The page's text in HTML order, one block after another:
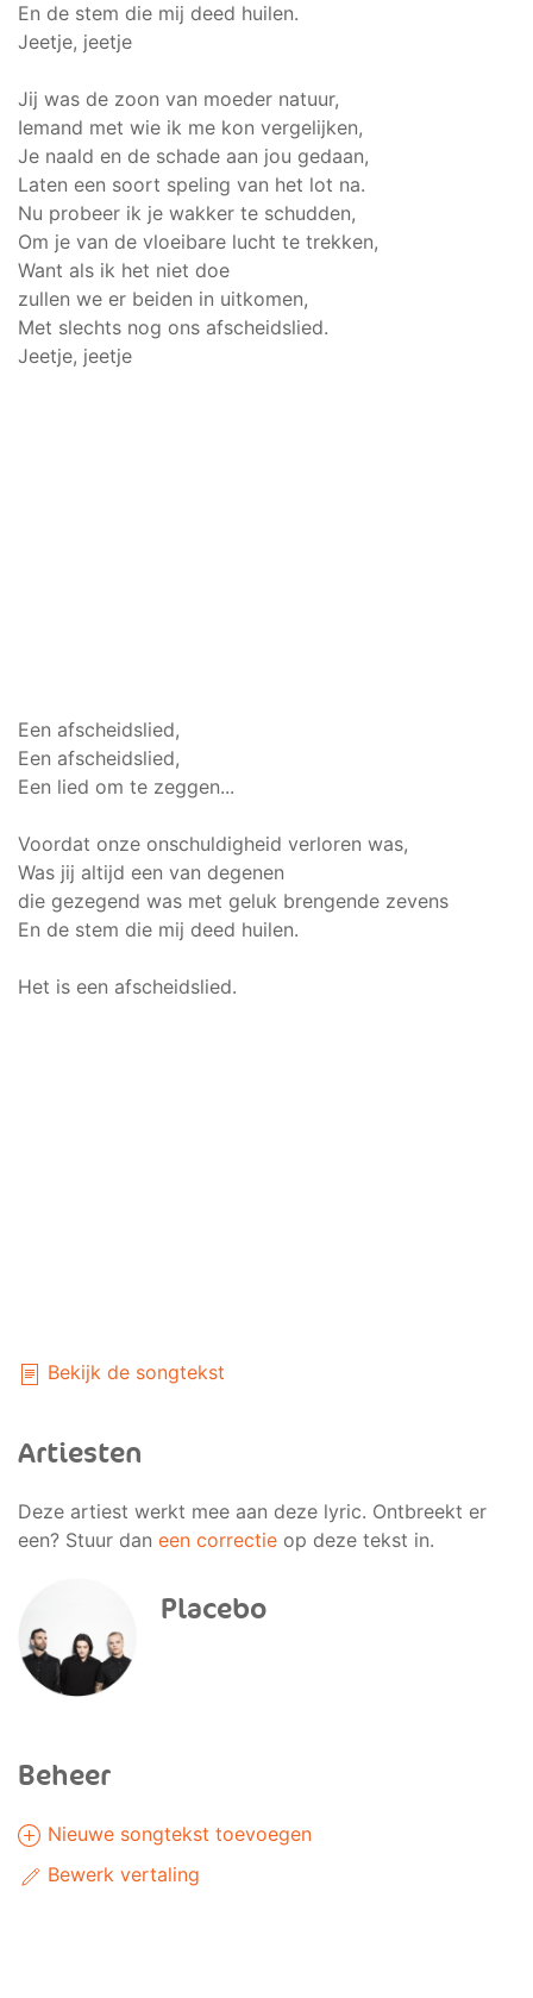
En de stem die mij deed huilen.
Jeetje, jeetje
Jij was de zoon van moeder natuur,
Iemand met wie ik me kon vergelijken,
Je naald en de schade aan jou gedaan,
Laten een soort speling van het lot na.
Nu probeer ik je wakker te schudden,
Om je van de vloeibare lucht te trekken,
Want als ik het niet doe
zullen we er beiden in uitkomen,
Met slechts nog ons afscheidslied.
Jeetje, jeetje
Een afscheidslied,
Een afscheidslied,
Een lied om te zeggen...
Voordat onze onschuldigheid verloren was,
Was jij altijd een van degenen
die gezegend was met geluk brengende zevens
En de stem die mij deed huilen.
Het is een afscheidslied.
Bekijk de songtekst
Artiesten
Deze artiest werkt mee aan deze lyric. Ontbreekt er
een? Stuur dan een correctie op deze tekst in.
Placebo
Beheer
Nieuwe songtekst toevoegen
Bewerk vertaling